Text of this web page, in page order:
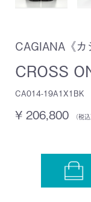
CAGIANA《カ
CROSS
CA014-19A1X1BK
¥ 206,800 （税込